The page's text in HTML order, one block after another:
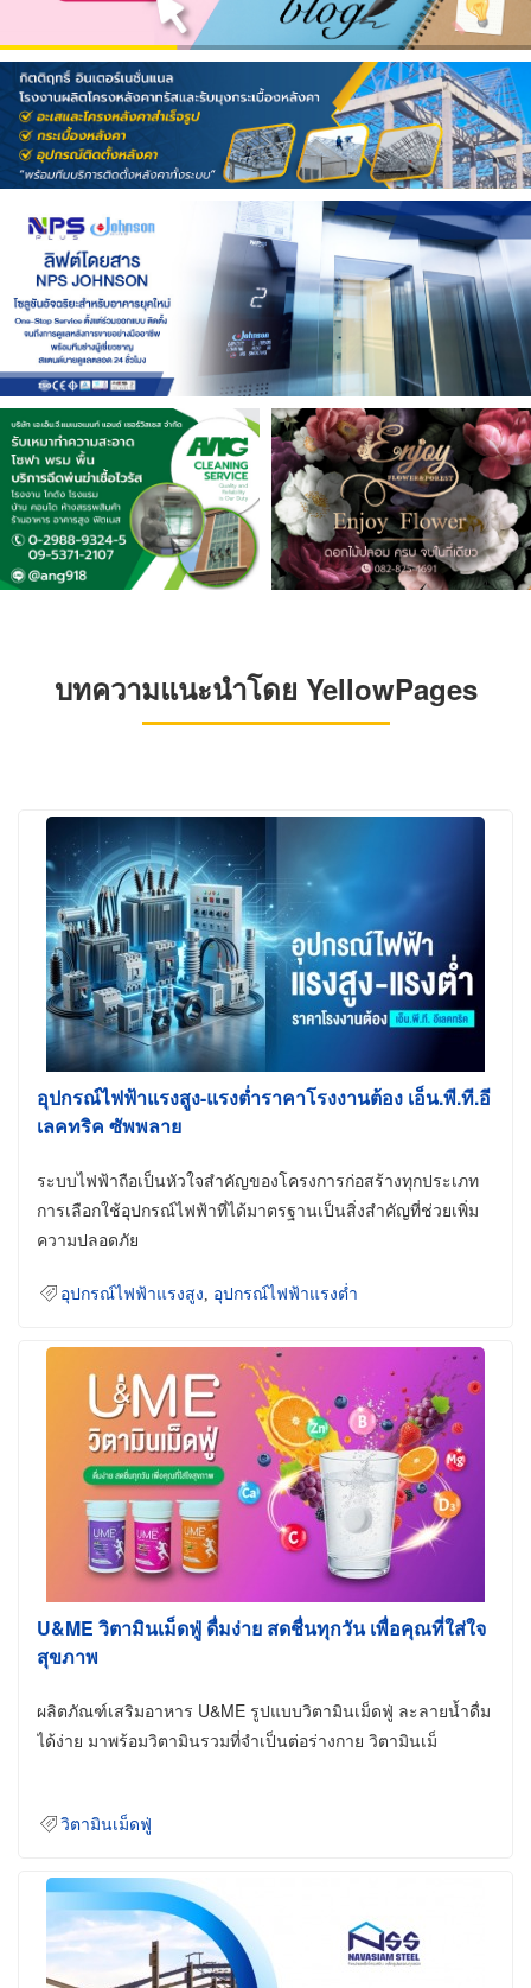
บทความแนะนำโดย YellowPages
อุปกรณ์ไฟฟ้าแรงสูง-แรงต่ำราคาโรงงานต้อง เอ็น.พี.ที.อี
เลคทริค ซัพพลาย
ระบบไฟฟ้าถือเป็นหัวใจสำคัญของโครงการก่อสร้างทุกประเภท
การเลือกใช้อุปกรณ์ไฟฟ้าที่ได้มาตรฐานเป็นสิ่งสำคัญที่ช่วยเพิ่ม
ความปลอดภัย
อุปกรณ์ไฟฟ้าแรงสูง อุปกรณ์ไฟฟ้าแรงต่ำ
U&ME วิตามินเม็ดฟู่ ดื่มง่าย สดชื่นทุกวัน เพื่อคุณที่ใส่ใจ
สุขภาพ
ผลิตภัณฑ์เสริมอาหาร U&ME รูปแบบวิตามินเม็ดฟู่ ละลายน้ำดื่ม
ได้ง่าย มาพร้อมวิตามินรวมที่จำเป็นต่อร่างกาย วิตามินเม็
วิตามินเม็ดฟู่